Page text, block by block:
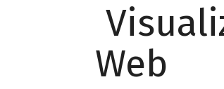
Web